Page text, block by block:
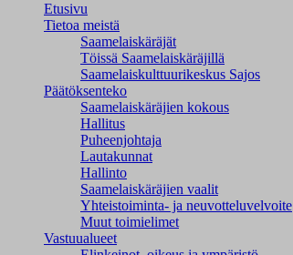
Etusivu
Tietoa meistä
Saamelaiskäräjät
Töissä Saamelaiskäräjillä
Saamelaiskulttuuri­keskus Sajos
Päätöksenteko
Saamelaiskäräjien kokous
Hallitus
Puheenjohtaja
Lautakunnat
Hallinto
Saamelaiskäräjien vaalit
Yhteistoiminta- ja neuvotteluvelvoite
Muut toimielimet
Vastuualueet